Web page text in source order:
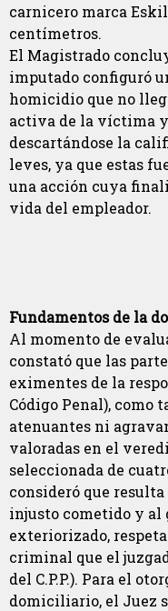
carnicero marca
centímetros.
El Magistrado
imputado configuró
homicidio que no
activa de la víctima
descartándose la
leves, ya que estas
una acción cuya
vida del empleador.
Fundamentos de la
Al momento de
constató que las
eximentes de la
Código Penal), como
atenuantes ni
valoradas en el
seleccionada de
consideró que
injusto cometido y al
exteriorizado,
criminal que el
del C.P.P.). Para el
domiciliario, el Juez